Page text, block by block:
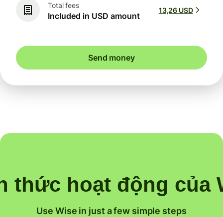
Total fees
Included in USD amount
13,26 USD
Send money
thức hoạt động của
Use Wise in just a few simple steps